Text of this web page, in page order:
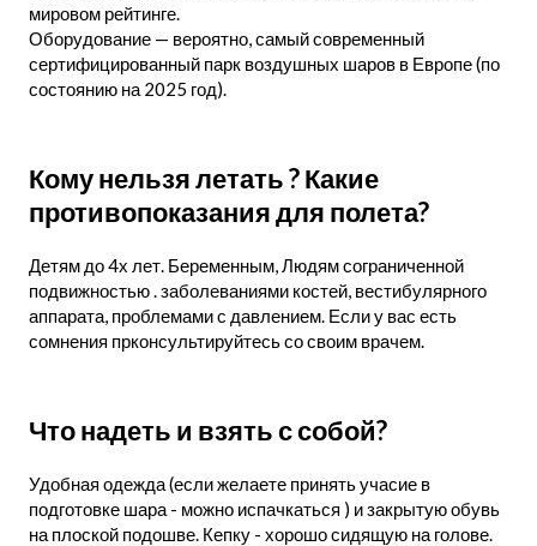
мировом рейтинге.
Оборудование — вероятно, самый современный
сертифицированный парк воздушных шаров в Европе (по
состоянию на 2025 год).
Кому нельзя летать ? Какие
противопоказания для полета?
Детям до 4х лет. Беременным, Людям сограниченной
подвижностью . заболеваниями костей, вестибулярного
аппарата, проблемами с давлением. Если у вас есть
сомнения прконсультируйтесь со своим врачем.
Что надеть и взять с собой?
Удобная одежда (если желаете принять учасие в
подготовке шара - можно испачкаться ) и закрытую обувь
на плоской подошве. Кепку - хорошо сидящую на голове.